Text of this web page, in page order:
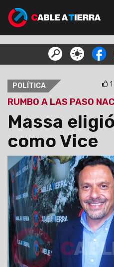
POLÍTICA 1
RUMBO A LAS PASO
Massa
como Vice